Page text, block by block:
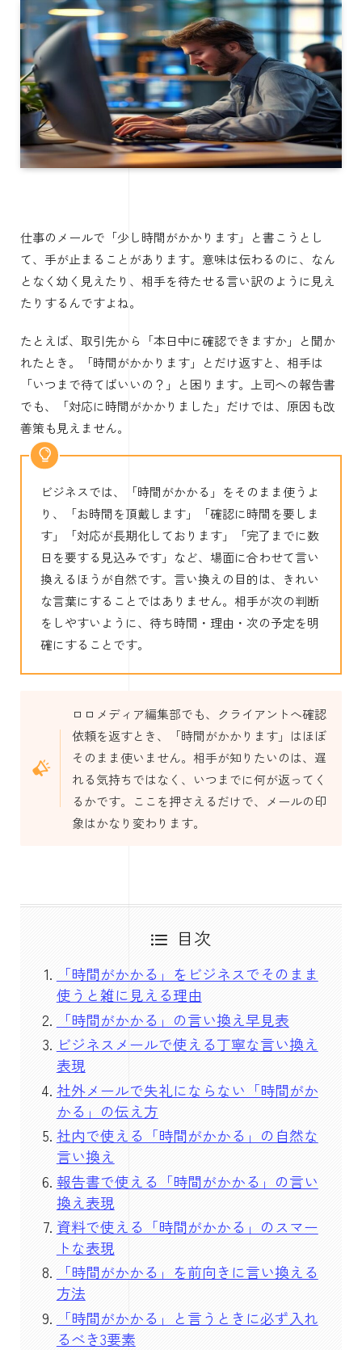
仕事のメールで「少し時間がかかります」と書こうとし
て、手が止まることがあります。意味は伝わるのに、なん
となく幼く見えたり、相手を待たせる言い訳のように見え
たりするんですよね。
たとえば、取引先から「本日中に確認できますか」と聞か
れたとき。「時間がかかります」とだけ返すと、相手は
「いつまで待てばいいの？」と困ります。上司への報告書
でも、「対応に時間がかかりました」だけでは、原因も改
善策も見えません。
ビジネスでは、「時間がかかる」をそのまま使うよ
り、「お時間を頂戴します」「確認に時間を要しま
す」「対応が長期化しております」「完了までに数
日を要する見込みです」など、場面に合わせて言い
換えるほうが自然です。言い換えの目的は、きれい
な言葉にすることではありません。相手が次の判断
をしやすいように、待ち時間・理由・次の予定を明
確にすることです。
ロロメディア編集部でも、クライアントへ確認
依頼を返すとき、「時間がかかります」はほぼ
そのまま使いません。相手が知りたいのは、遅
れる気持ちではなく、いつまでに何が返ってく
るかです。ここを押さえるだけで、メールの印
象はかなり変わります。
目次
「時間がかかる」をビジネスでそのまま
使うと雑に見える理由
「時間がかかる」の言い換え早見表
ビジネスメールで使える丁寧な言い換え
表現
社外メールで失礼にならない「時間がか
かる」の伝え方
社内で使える「時間がかかる」の自然な
言い換え
報告書で使える「時間がかかる」の言い
換え表現
資料で使える「時間がかかる」のスマー
トな表現
「時間がかかる」を前向きに言い換える
方法
「時間がかかる」と言うときに必ず入れ
るべき3要素